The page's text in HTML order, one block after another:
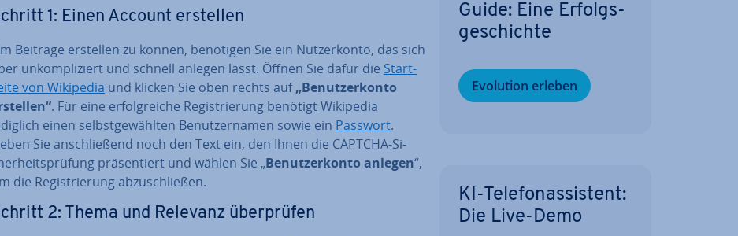
1: Einen Account erstellen
Beiträge erstellen zu können, benötigen Sie ein Nut­zer­kon­to, das sich
un­kom­pli­ziert und schnell anlegen lässt. Öffnen Sie dafür die Start­
von Wikipedia und klicken Sie oben rechts auf„Be­nut­zer­kon­to
. Für eine er­folg­rei­che Re­gis­trie­rung benötigt Wikipedia
einen selbst­ge­wähl­ten Be­nut­zer­na­men sowie ein Passwort.
Sie an­schlie­ßend noch den Text ein, den Ihnen die CAPTCHA-Si­
prä­sen­tiert und wählen Sie „Be­nut­zer­kon­to anlegen“,
die Re­gis­trie­rung ab­zu­schlie­ßen.
2: Thema und Relevanz über­prü­fen
Guide: Eine Er­folgs­
ge­schich­te
Evolution erleben
KI-Te­le­fon­as­sis­tent:
Die Live-Demo